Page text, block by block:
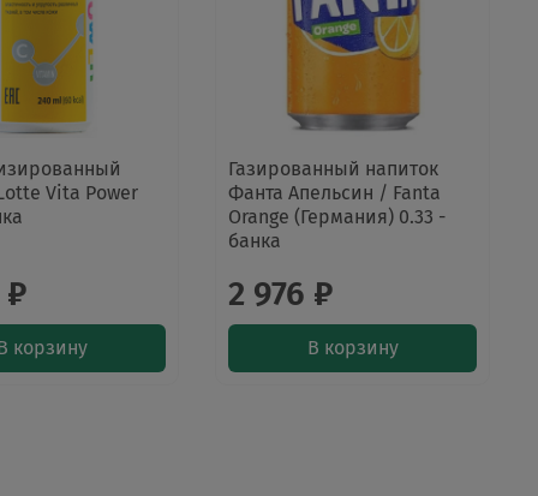
Vita Power
₽
корзину
Газированный напиток
Фанта Апельсин / Fanta
Orange (Германия) 0.33 -
банка
2 976 ₽
В корзину